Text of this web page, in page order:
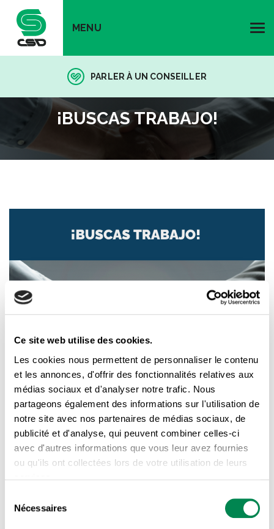
Ce site web utilise des cookies.
Les cookies nous permettent de personnaliser le contenu
et les annonces, d'offrir des fonctionnalités relatives aux
médias sociaux et d'analyser notre trafic. Nous
partageons également des informations sur l'utilisation de
notre site avec nos partenaires de médias sociaux, de
publicité et d'analyse, qui peuvent combiner celles-ci
avec d'autres informations que vous leur avez fournies
ou qu'ils ont collectées lors de votre utilisation de leurs
Nécessaires
MENU
PARLER À UN CONSEILLER
¡BUSCAS TRABAJO!
de la planta Olymel ubicada en Ange-Gardien. Puedes